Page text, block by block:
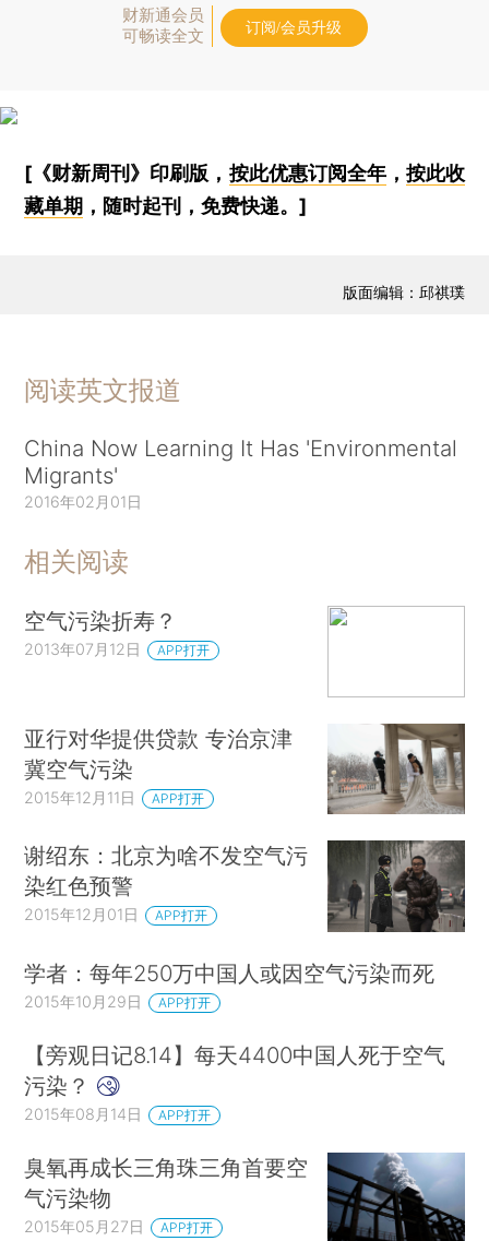
财新通会员
可畅读全文
订阅/会员升级
[《财新周刊》印刷版， 按此优惠订阅全年， 按此收
藏单期 ，随时起刊，免费快递。]
版面编辑：邱祺璞
阅读英文报道
China Now Learning It Has 'Environmental
Migrants'
2016年02月01日
相关阅读
空气污染折寿？
2013年07月12日 APP打开
亚行对华提供贷款 专治京津
冀空气污染
2015年12月11日 APP打开
谢绍东：北京为啥不发空气污
染红色预警
2015年12月01日 APP打开
学者：每年250万中国人或因空气污染而死
2015年10月29日 APP打开
【旁观日记8.14】每天4400中国人死于空气
污染？
2015年08月14日 APP打开
臭氧再成长三角珠三角首要空
气污染物
2015年05月27日 APP打开